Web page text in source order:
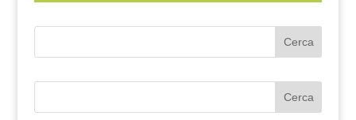
Cerca
Cerca